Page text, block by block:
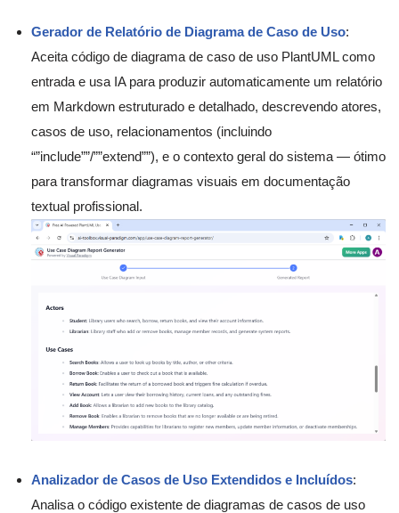
Gerador de Relatório de Diagrama de Caso de Uso:
Aceita código de diagrama de caso de uso PlantUML como
entrada e usa IA para produzir automaticamente um relatório
em Markdown estruturado e detalhado, descrevendo atores,
casos de uso, relacionamentos (incluindo
“”include””/””extend””), e o contexto geral do sistema — ótimo
para transformar diagramas visuais em documentação
textual profissional.
Analizador de Casos de Uso Extendidos e Incluídos:
Analisa o código existente de diagramas de casos de uso